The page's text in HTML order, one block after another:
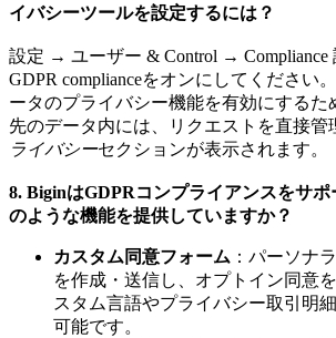
イバシーツールを設定するには？
設定 → ユーザー & Control → Compliance
GDPR complianceをオンにしてください
ータのプライバシー機能を有効にするた
先のデータ内には、リクエストを直接管
ライバシーセクションが表示されます。
8. BiginはGDPRコンプライアンスをサ
のような機能を提供していますか？
カスタム同意フォーム ：パーソナ
を作成・送信し、オプトイン同意
スタム言語やプライバシー取引明
可能です。